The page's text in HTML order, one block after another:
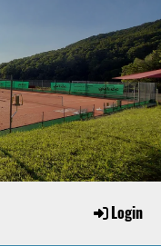
Login